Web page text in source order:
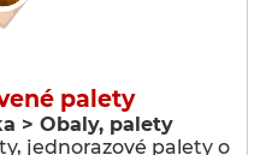
palety
> Obaly, palety
jednorazové palety o